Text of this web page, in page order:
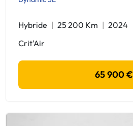
Hybride 25 200 Km
2024
Crit'Air
65 900 €